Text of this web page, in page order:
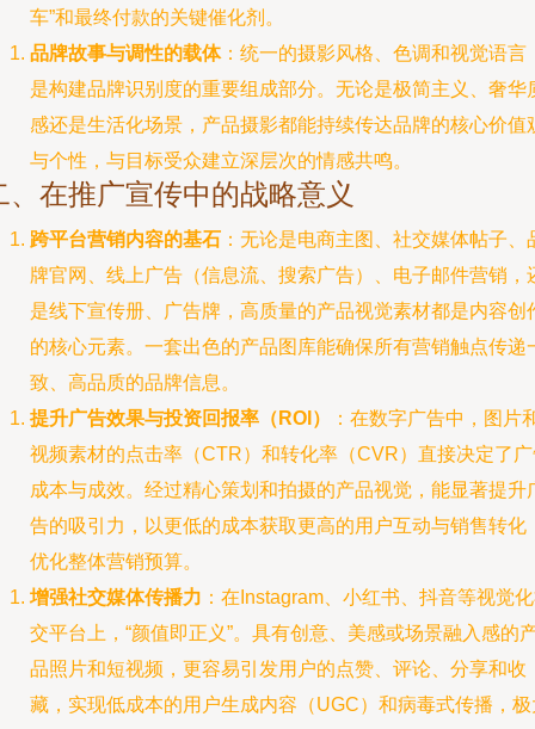
车”和最终付款的关键催化剂。
品牌故事与调性的载体：统一的摄影风格、色调和视觉语言
是构建品牌识别度的重要组成部分。无论是极简主义、奢华
感还是生活化场景，产品摄影都能持续传达品牌的核心价值
与个性，与目标受众建立深层次的情感共鸣。
、在推广宣传中的战略意义
跨平台营销内容的基石 ：无论是电商主图、社交媒体帖子、
牌官网、线上广告（信息流、搜索广告）、电子邮件营销，
是线下宣传册、广告牌，高质量的产品视觉素材都是内容创
的核心元素。一套出色的产品图库能确保所有营销触点传递
致、高品质的品牌信息。
提升广告效果与投资回报率（ROI）
：在数字广告中，图片
视频素材的点击率（CTR）和转化率（CVR）直接决定了
成本与成效。经过精心策划和拍摄的产品视觉，能显著提升
告的吸引力，以更低的成本获取更高的用户互动与销售转化
优化整体营销预算。
增强社交媒体传播力 ：在Instagram、小红书、抖音等视觉
交平台上，“颜值即正义”。具有创意、美感或场景融入感的
品照片和短视频，更容易引发用户的点赞、评论、分享和收
藏，实现低成本的用户生成内容（UGC）和病毒式传播，极